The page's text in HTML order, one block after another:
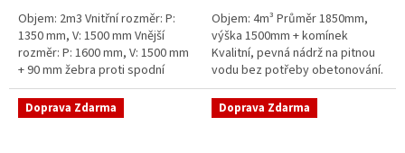
Objem: 2m3 Vnitřní rozměr: P:
1350 mm, V: 1500 mm Vnější
rozměr: P: 1600 mm, V: 1500 mm
+ 90 mm žebra proti spodní
vodě + komínek Kvalitní nádrž na
pitnou vodu do míst vysokou...
Objem: 4m³ Průměr 1850mm,
výška 1500mm + komínek
Kvalitní, pevná nádrž na pitnou
vodu bez potřeby obetonování.
Průměr a umístění všech
prostupů pro potrubí a hadice
specifikujte...
Doprava Zdarma Doprava Zdarma